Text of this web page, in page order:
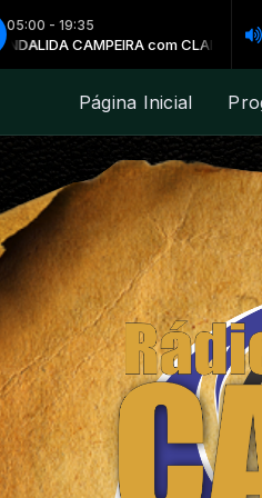
05:00 - 19:35
LIDA CAMPEIRA com CLAITON
JOSÉ CLAUDIO MACHADO - CHASQUE
Página Inicial